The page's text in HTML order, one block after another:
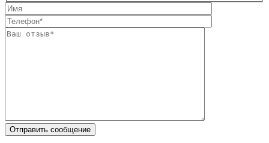
Отправить сообщение